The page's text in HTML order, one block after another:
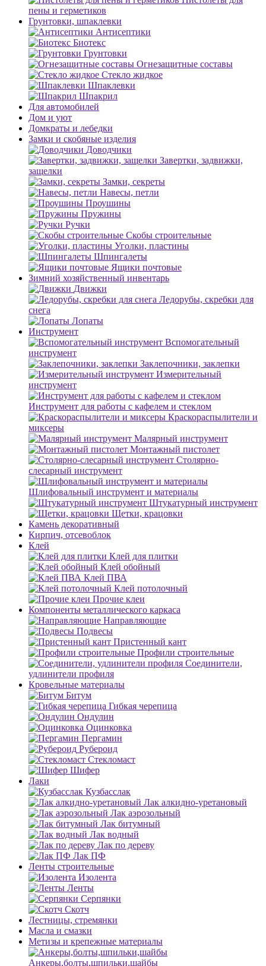
пены и герметиков
Грунтовки, шпаклевки
Антисептики
Биотекс
Грунтовки
Огнезащитные составы
Стекло жидкое
Шпаклевки
Шпакрил
Для автомобилей
Дом и уют
Домкраты и лебедки
Замки и скобяные изделия
Доводчики
Завертки, задвижки,
защелки
Замки, секреты
Навесы, петли
Проушины
Пружины
Ручки
Скобы строительные
Уголки, пластины
Шпингалеты
Ящики почтовые
Зимний хозяйственный инвентарь
Движки
Ледорубы, скребки для
снега
Лопаты
Инструмент
Вспомогательный
инструмент
Заклепочники, заклепки
Измерительный
инструмент
Инструмент для работы с кафелем и стеклом
Краскораспылители и
миксеры
Малярный инструмент
Монтажный пистолет
Столярно-
слесарный инструмент
Шлифовальный инструмент и материалы
Штукатурный инструмент
Щетки, крацовки
Камень декоративный
Кирпич, отсевоблок
Клей
Клей для плитки
Клей обойный
Клей ПВА
Клей потолочный
Прочие клеи
Компоненты металлического каркаса
Направляющие
Подвесы
Пристенный кант
Профили строительные
Соединители,
удлинители профиля
Кровельные материалы
Битум
Гибкая черепица
Ондулин
Оцинковка
Пергамин
Рубероид
Стекломаст
Шифер
Лаки
Кузбасслак
Лак алкидно-уретановый
Лак аэрозольный
Лак битумный
Лак водный
Лак по дереву
Лак ПФ
Ленты строительные
Изолента
Ленты
Серпянки
Скотч
Лестницы, стремянки
Масла и смазки
Метизы и крепежные материалы
Анкеры,болты,шпильки,шайбы